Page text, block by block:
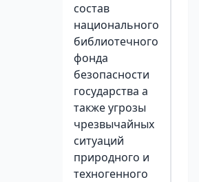
состав
национального
библиотечного
фонда
безопасности
государства а
также угрозы
чрезвычайных
ситуаций
природного и
техногенного